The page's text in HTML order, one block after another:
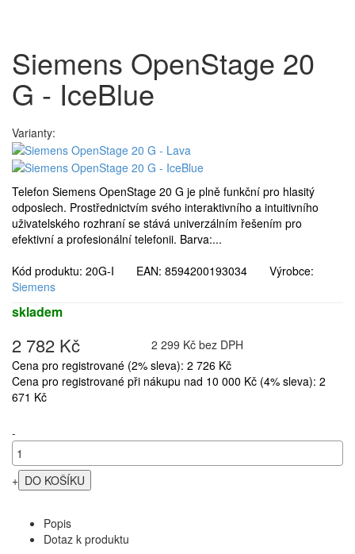
Siemens OpenStage 20
G - IceBlue
Varianty:
Telefon Siemens OpenStage 20 G je plně funkční pro hlasitý
odposlech. Prostřednictvím svého interaktivního a intuitivního
uživatelského rozhraní se stává univerzálním řešením pro
efektivní a profesionální telefonii. Barva:...
Kód produktu: 20G-I EAN: 8594200193034 Výrobce:
Siemens
skladem
2 782 Kč
2 299 Kč bez DPH
Cena pro registrované (2% sleva): 2 726 Kč
Cena pro registrované při nákupu nad 10 000 Kč (4% sleva): 2
671 Kč
-
+
Popis
Dotaz k produktu